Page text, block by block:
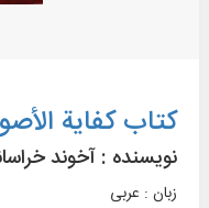
کتاب کفایة
نویسنده :آخوند
زبان : عربی